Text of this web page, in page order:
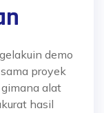
demo
proyek
alat
hasil